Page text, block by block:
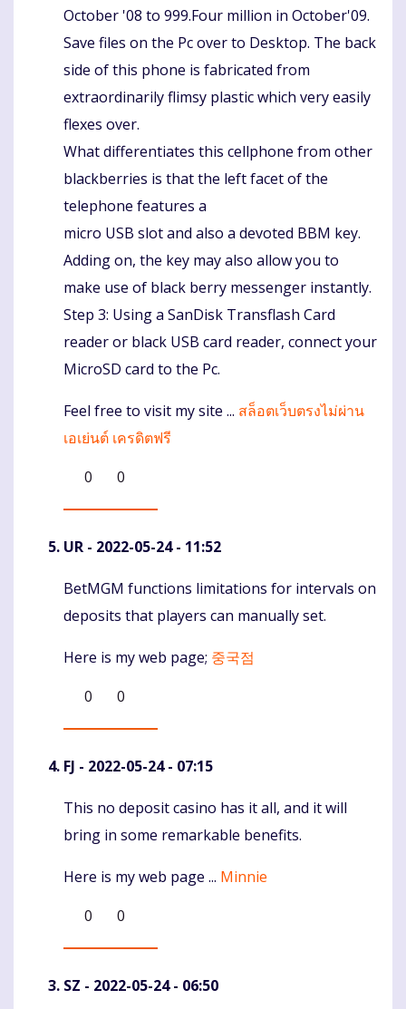
October '08 to 999.Four million in October'09.
Save files on the Pc over to Desktop. The back
side of this phone is fabricated from
extraordinarily flimsy plastic which very easily
flexes over.
What differentiates this cellphone from other
blackberries is that the left facet of the
telephone features a
micro USB slot and also a devoted BBM key.
Adding on, the key may also allow you to
make use of black berry messenger instantly.
Step 3: Using a SanDisk Transflash Card
reader or black USB card reader, connect your
MicroSD card to the Pc.
Feel free to visit my site ... สล็อตเว็บตรงไม่ผ่าน
เอเย่นต์ เครดิตฟรี
0
0
UR - 2022-05-24 - 11:52
Komentaras
BetMGM functions limitations for intervals on
deposits that players can manually set.
Here is my web page; 중국점
0
0
FJ - 2022-05-24 - 07:15
Komentaras
This no deposit casino has it all, and it will
bring in some remarkable benefits.
Here is my web page ... Minnie
0
0
SZ - 2022-05-24 - 06:50